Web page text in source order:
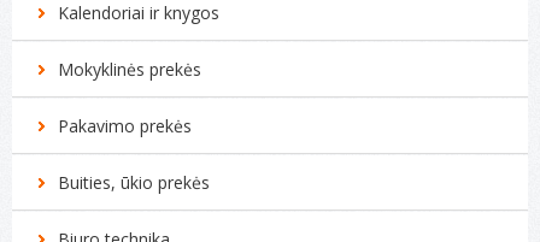
Kalendoriai ir knygos
Mokyklinės prekės
Pakavimo prekės
Buities, ūkio prekės